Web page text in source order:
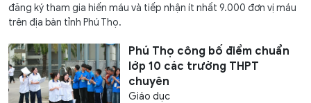
đăng ký tham gia hiến máu và tiếp nhận ít nhất 9.000 đơn vị máu
trên địa bàn tỉnh Phú Thọ.
Phú Thọ công bố điểm chuẩn
lớp 10 các trường THPT
chuyên
Giáo dục